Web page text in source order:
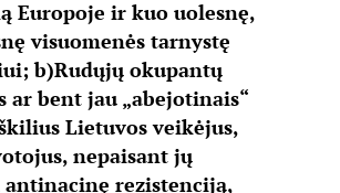
Europoje ir kuo uolesnę,
visuomenės tarnystę
b)Rudųjų okupantų
ar bent jau „abejotinais“
Lietuvos veikėjus,
nepaisant jų
rezistenciją,